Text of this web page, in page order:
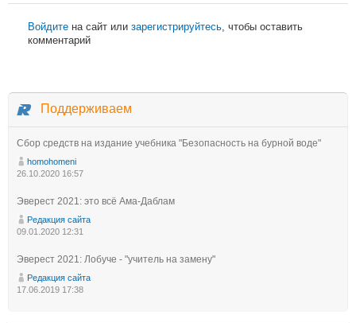
Войдите на сайт или зарегистрируйтесь, чтобы оставить
комментарий
Поддерживаем
Сбор средств на издание учебника "Безопасность на бурной воде"
homohomeni
26.10.2020 16:57
Эверест 2021: это всё Ама-Даблам
Редакция сайта
09.01.2020 12:31
Эверест 2021: Лобуче - "учитель на замену"
Редакция сайта
17.06.2019 17:38